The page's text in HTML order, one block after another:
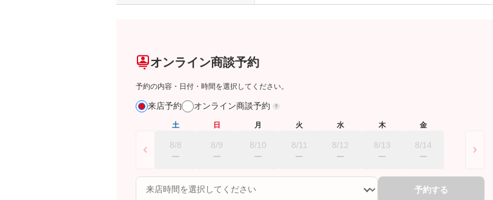
オンライン商談予約
予約の内容・日付・時間を選択してください。
来店予約 オンライン商談予約
土
8/8
日
8/9
月
8/10
火
8/11
水
8/12
木
8/13
金
8/14
予約する